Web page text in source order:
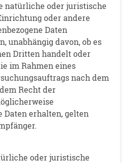
natürliche oder juristische
oder andere
Daten
unabhängig davon, ob es
Dritten handelt oder
im Rahmen eines
nach dem
Recht der
Daten erhalten, gelten
oder juristische